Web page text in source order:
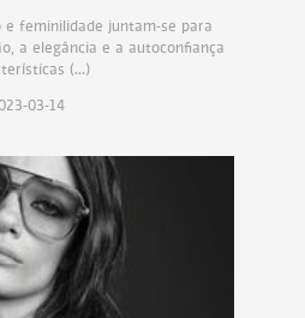
e feminilidade juntam-se para
a elegância e a autoconfiança
(...)
03-14